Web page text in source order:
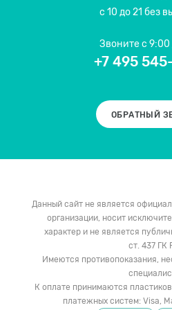
с 10 до 21 без
Звонитес 9:00
+7 495
ОБРАТНЫЙ
Данный сайт не является
организации, носит
характер и не является
ст. 437 ГК
Имеются противопоказания,
К оплате принимаются
платежных систем: Visa,